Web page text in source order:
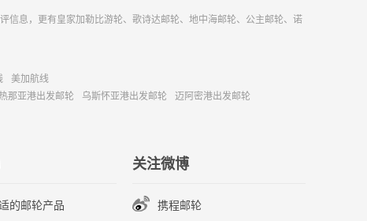
信息，更有皇家加勒比游轮、歌诗达邮轮、地中海邮轮、公主邮轮、诺
美加航线
热那亚港出发邮轮 乌斯怀亚港出发邮轮
迈阿密港出发邮轮
的邮轮产品
关注微博
携程邮轮